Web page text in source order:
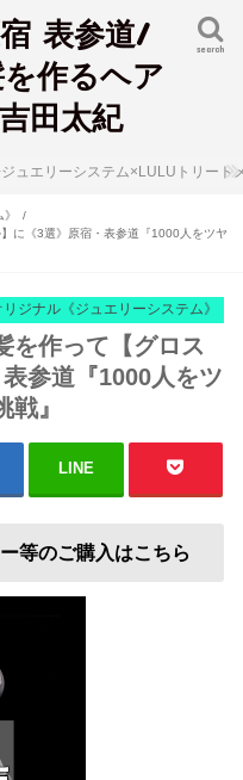
表参道/
作るヘア
田太紀
search
ュエリーシステム×LULUトリート
に《3選》原宿・表参道『1000人をツヤ
ジナル《ジュエリーシステム》
を作って【グロス
参道『1000人をツ
』
LINE
等のご購入はこちら